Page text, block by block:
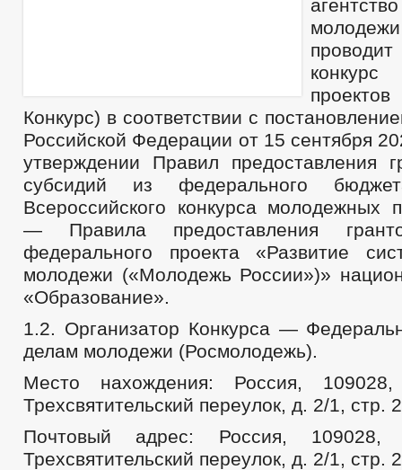
Конкурс) в соответствии с
Российской Федерации от 15 сентября
утверждении Правил предоставления
субсидий из федерального
Всероссийского конкурса молодежных
— Правила предоставления
федерального проекта «Развитие
молодежи («Молодежь России»)»
«Образование».
1.2. Организатор Конкурса —
делам молодежи (Росмолодежь).
Место нахождения: Россия,
Трехсвятительский переулок, д. 2/1, стр.
Почтовый адрес: Россия,
Трехсвятительский переулок, д. 2/1, стр.